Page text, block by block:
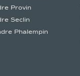
Provin
Seclin
Phalempin